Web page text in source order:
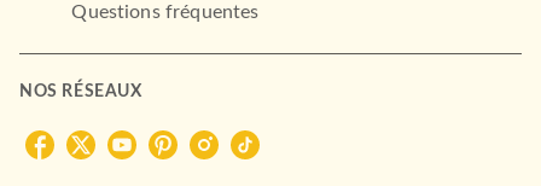
La Comtesse de Cagliostro
LE LIVRE DE POCHE
Questions fréquentes
NOS RÉSEAUX